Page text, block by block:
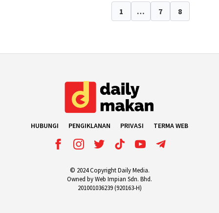
1 … 7 8
HUBUNGI PENGIKLANAN PRIVASI TERMA WEB
© 2024 Copyright Daily Media.
Owned by Web Impian Sdn. Bhd.
201001036239 (920163-H)